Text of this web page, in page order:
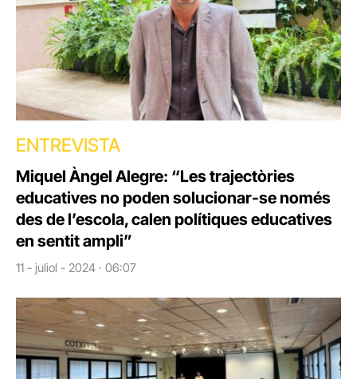
ENTREVISTA
Miquel Àngel Alegre: “Les trajectòries
educatives no poden solucionar-se només
des de l’escola, calen polítiques educatives
en sentit ampli”
11 - juliol - 2024 · 06:07